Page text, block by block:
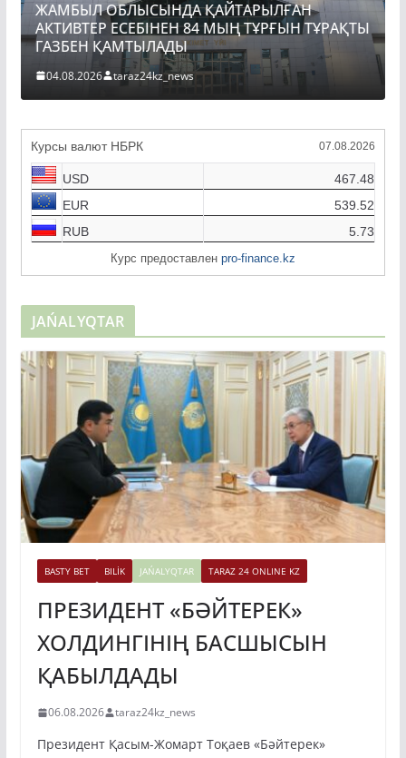
ЖАМБЫЛ ОБЛЫСЫНДА ҚАЙТАРЫЛҒАН
АКТИВТЕР ЕСЕБІНЕН 84 МЫҢ ТҰРҒЫН ТҰРАҚТЫ
ГАЗБЕН ҚАМТЫЛАДЫ
04.08.2026 taraz24kz_news
Курсы валют НБРК 07.08.2026
USD
467.48
EUR
539.52
RUB
5.73
Курс предоставлен pro-finance.kz
JAŃALYQTAR
BASTY BET BILİK JAŃALYQTAR TARAZ 24 ONLINE KZ
ПРЕЗИДЕНТ «БӘЙТЕРЕК»
ХОЛДИНГІНІҢ БАСШЫСЫН
ҚАБЫЛДАДЫ
06.08.2026 taraz24kz_news
Президент Қасым-Жомарт Тоқаев «Бәйтерек»